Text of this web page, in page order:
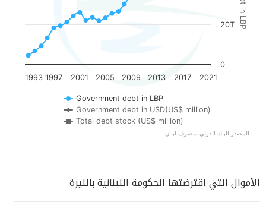
الأموال التي اقترضتها الحكومة اللبنانية بالليرة